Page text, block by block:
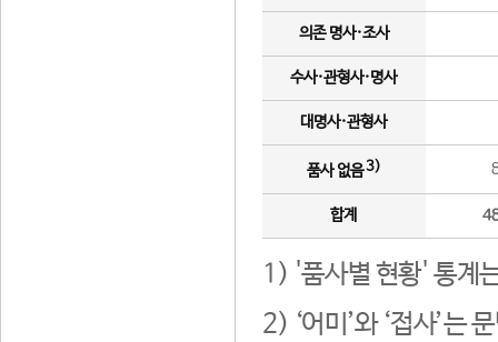
의존 명사·조사
수사·관형사·명사
대명사·관형사
품사 없음3)
합계
1) '품사별 현황' 통계
2) ‘어미’와 ‘접사’는